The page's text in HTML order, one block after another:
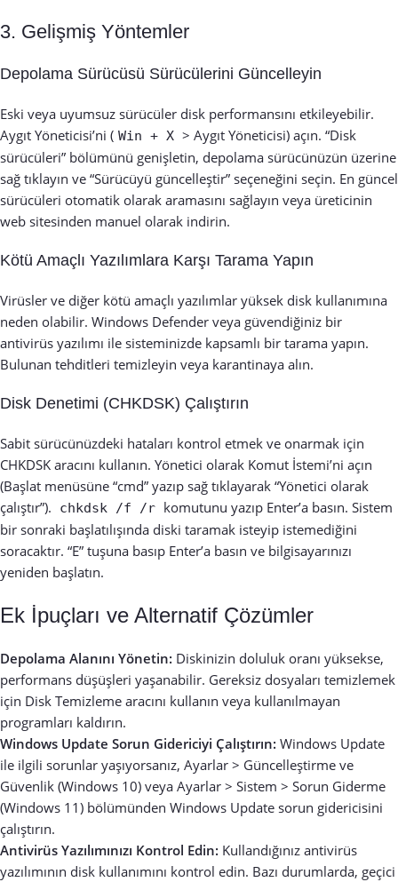
3. Gelişmiş Yöntemler
Depolama Sürücüsü Sürücülerini Güncelleyin
Eski veya uyumsuz sürücüler disk performansını etkileyebilir.
Aygıt Yöneticisi’ni ( Win + X > Aygıt Yöneticisi) açın. “Disk
sürücüleri” bölümünü genişletin, depolama sürücünüzün üzerine
sağ tıklayın ve “Sürücüyü güncelleştir” seçeneğini seçin. En güncel
sürücüleri otomatik olarak aramasını sağlayın veya üreticinin
web sitesinden manuel olarak indirin.
Kötü Amaçlı Yazılımlara Karşı Tarama Yapın
Virüsler ve diğer kötü amaçlı yazılımlar yüksek disk kullanımına
neden olabilir. Windows Defender veya güvendiğiniz bir
antivirüs yazılımı ile sisteminizde kapsamlı bir tarama yapın.
Bulunan tehditleri temizleyin veya karantinaya alın.
Disk Denetimi (CHKDSK) Çalıştırın
Sabit sürücünüzdeki hataları kontrol etmek ve onarmak için
CHKDSK aracını kullanın. Yönetici olarak Komut İstemi’ni açın
(Başlat menüsüne “cmd” yazıp sağ tıklayarak “Yönetici olarak
çalıştır”).
chkdsk /f /r komutunu yazıp Enter’a basın. Sistem
bir sonraki başlatılışında diski taramak isteyip istemediğini
soracaktır. “E” tuşuna basıp Enter’a basın ve bilgisayarınızı
yeniden başlatın.
Ek İpuçları ve Alternatif Çözümler
Depolama Alanını Yönetin: Diskinizin doluluk oranı yüksekse,
performans düşüşleri yaşanabilir. Gereksiz dosyaları temizlemek
için Disk Temizleme aracını kullanın veya kullanılmayan
programları kaldırın.
Windows Update Sorun Gidericiyi Çalıştırın: Windows Update
ile ilgili sorunlar yaşıyorsanız, Ayarlar > Güncelleştirme ve
Güvenlik (Windows 10) veya Ayarlar > Sistem > Sorun Giderme
(Windows 11) bölümünden Windows Update sorun gidericisini
çalıştırın.
Antivirüs Yazılımınızı Kontrol Edin: Kullandığınız antivirüs
yazılımının disk kullanımını kontrol edin. Bazı durumlarda, geçici